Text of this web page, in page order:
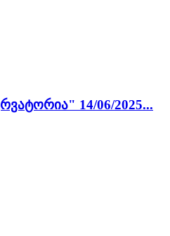
14/06/2025...